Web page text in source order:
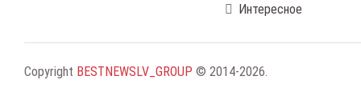
Интересное
Copyright BESTNEWSLV_GROUP © 2014-2026.